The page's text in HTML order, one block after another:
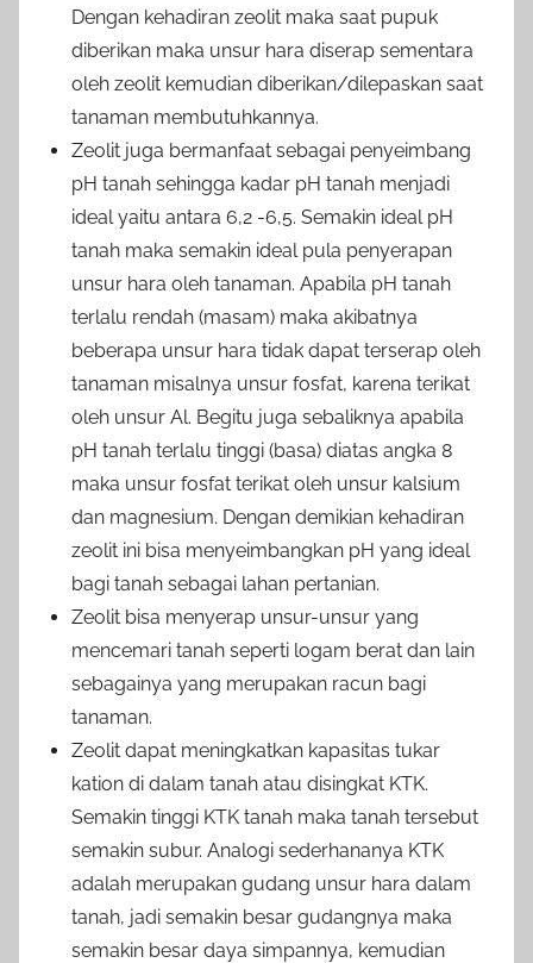
Dengan kehadiran zeolit maka saat pupuk
diberikan maka unsur hara diserap sementara
oleh zeolit kemudian diberikan/dilepaskan saat
tanaman membutuhkannya.
Zeolit juga bermanfaat sebagai penyeimbang
pH tanah sehingga kadar pH tanah menjadi
ideal yaitu antara 6,2 -6,5. Semakin ideal pH
tanah maka semakin ideal pula penyerapan
unsur hara oleh tanaman. Apabila pH tanah
terlalu rendah (masam) maka akibatnya
beberapa unsur hara tidak dapat terserap oleh
tanaman misalnya unsur fosfat, karena terikat
oleh unsur Al. Begitu juga sebaliknya apabila
pH tanah terlalu tinggi (basa) diatas angka 8
maka unsur fosfat terikat oleh unsur kalsium
dan magnesium. Dengan demikian kehadiran
zeolit ini bisa menyeimbangkan pH yang ideal
bagi tanah sebagai lahan pertanian.
Zeolit bisa menyerap unsur-unsur yang
mencemari tanah seperti logam berat dan lain
sebagainya yang merupakan racun bagi
tanaman.
Zeolit dapat meningkatkan kapasitas tukar
kation di dalam tanah atau disingkat KTK.
Semakin tinggi KTK tanah maka tanah tersebut
semakin subur. Analogi sederhananya KTK
adalah merupakan gudang unsur hara dalam
tanah, jadi semakin besar gudangnya maka
semakin besar daya simpannya, kemudian